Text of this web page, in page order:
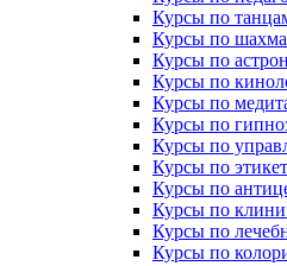
Курсы по
Курсы по
Курсы по
Курсы по
Курсы по
Курсы по
Курсы по
Курсы по
Курсы по
Курсы по
Курсы по
Курсы по